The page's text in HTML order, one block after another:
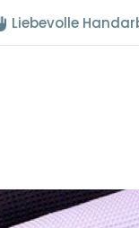
Liebevolle